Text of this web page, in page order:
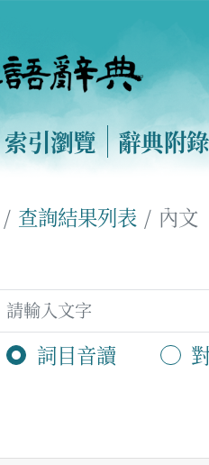
索引瀏覽 辭典附錄
查詢結果列表 內文
詞目音讀